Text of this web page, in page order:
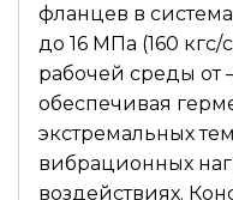
фланцев в
до 16 МПа (160
рабочей среды от
обеспечивая
экстремальных
вибрационных
воздействиях.